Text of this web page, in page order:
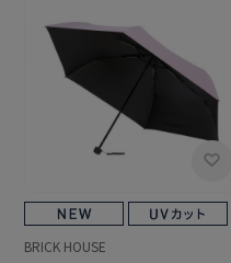
BRICK HOUSE